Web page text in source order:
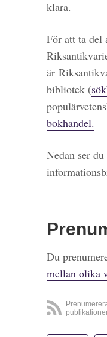
klara.
För att ta del
är
bibliotek (
bokhandel.
Nedan ser
Du
mellan olika